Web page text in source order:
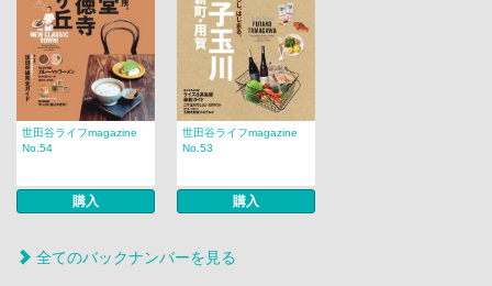
世田谷ライフmagazine
No.54
購入
世田谷ライフmagazine
No.53
購入
全てのバックナンバーを見る